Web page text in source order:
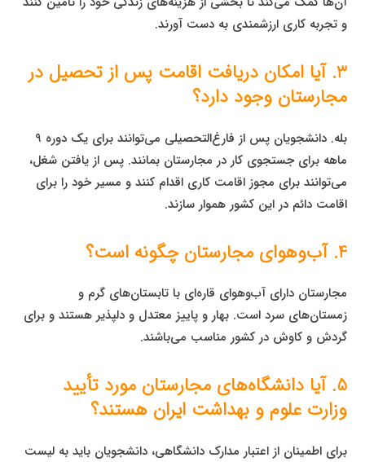
و تجربه کاری ارزشمندی به دست آورند.
3. آیا امکان دریافت اقامت پس از تحصیل در
مجارستان وجود دارد؟
بله. دانشجویان پس از فارغ‌التحصیلی می‌توانند برای یک دوره 9
ماهه برای جستجوی کار در مجارستان بمانند. پس از یافتن شغل،
می‌توانند برای مجوز اقامت کاری اقدام کنند و مسیر خود را برای
اقامت دائم در این کشور هموار سازند.
4. آب‌وهوای مجارستان چگونه است؟
مجارستان دارای آب‌وهوای قاره‌ای با تابستان‌های گرم و
زمستان‌های سرد است. بهار و پاییز معتدل و دلپذیر هستند و برای
گردش و کاوش در کشور مناسب می‌باشند.
5. آیا دانشگاه‌های مجارستان مورد تأیید
وزارت علوم و بهداشت ایران هستند؟
برای اطمینان از اعتبار مدارک دانشگاهی، دانشجویان باید به لیست